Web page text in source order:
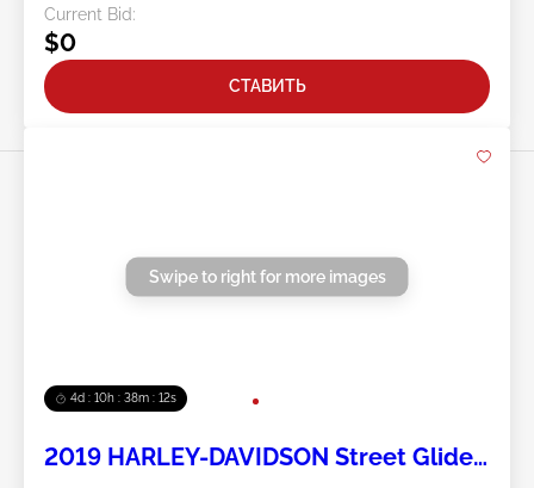
Current Bid:
$0
СТАВИТЬ
4d : 10h : 38m : 11s
Swipe to right for more images
2019 HARLEY-DAVIDSON Street Glide